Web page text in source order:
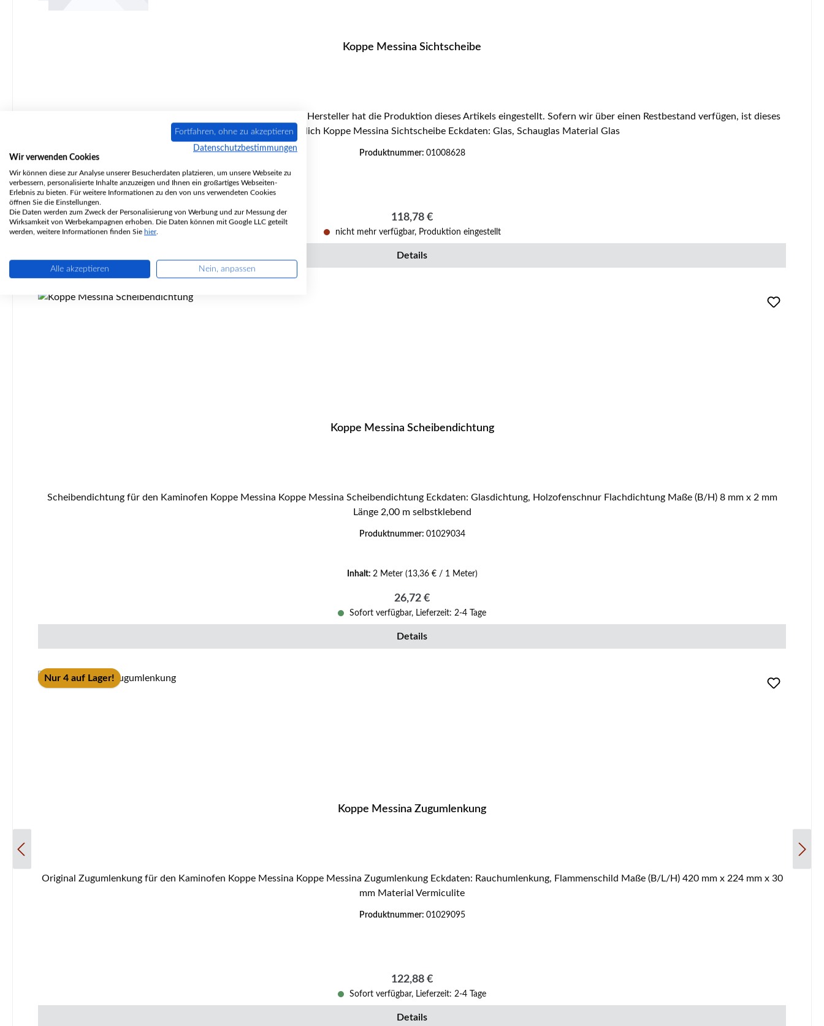
Koppe Messina Sichtscheibe
Ersatzteil bei uns erhältlich Koppe Messina Sichtscheibe Eckdaten: Glas, Schauglas Material Glas
Produktnummer: 01008628
Regulärer Preis:
118,78 €
nicht mehr verfügbar, Produktion eingestellt
Details
Koppe Messina Scheibendichtung
Scheibendichtung für den Kaminofen Koppe Messina Koppe Messina Scheibendichtung Eckdaten: Glasdichtung, Holzofenschnur Flachdichtung Maße (B/H) 8 mm x 2 mm
Länge 2,00 m selbstklebend
Produktnummer: 01029034
Inhalt: 2 Meter (13,36 € / 1 Meter)
Regulärer Preis:
26,72 €
Sofort verfügbar, Lieferzeit: 2-4 Tage
Details
Nur 4 auf Lager!
Koppe Messina Zugumlenkung
Original Zugumlenkung für den Kaminofen Koppe Messina Koppe Messina Zugumlenkung Eckdaten: Rauchumlenkung, Flammenschild Maße (B/L/H) 420 mm x 224 mm x 30
mm Material Vermiculite
Produktnummer: 01029095
Regulärer Preis:
122,88 €
Sofort verfügbar, Lieferzeit: 2-4 Tage
Details
Fortfahren, ohne zu akzeptieren
Datenschutzbestimmungen
Wir verwenden Cookies
Wir können diese zur Analyse unserer Besucherdaten platzieren, um unsere Webseite zu
verbessern, personalisierte Inhalte anzuzeigen und Ihnen ein großartiges Webseiten-
Erlebnis zu bieten. Für weitere Informationen zu den von uns verwendeten Cookies
öffnen Sie die Einstellungen.
Die Daten werden zum Zweck der Personalisierung von Werbung und zur Messung der
Wirksamkeit von Werbekampagnen erhoben. Die Daten können mit Google LLC geteilt
werden, weitere Informationen finden Sie hier.
Alle akzeptieren Nein, anpassen